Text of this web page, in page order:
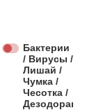
Бактерии
/ Вирусы /
Лишай /
Чумка /
Чесотка /